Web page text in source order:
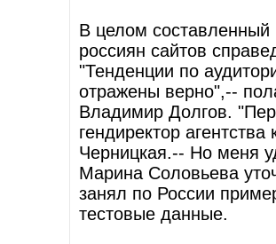
В целом
россиян сайтов
"Тенденции по
отражены верно",--
Владимир Долгов.
гендиректор
Черницкая.-- Но меня
Марина Соловьева
занял по России
тестовые данные.